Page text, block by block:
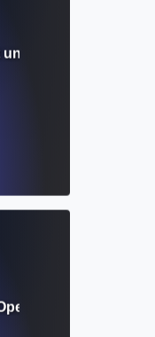
Angemessenheit
&